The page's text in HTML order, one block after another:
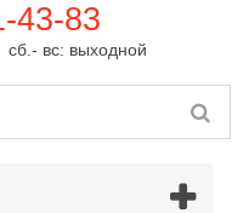
43-83
вс: выходной